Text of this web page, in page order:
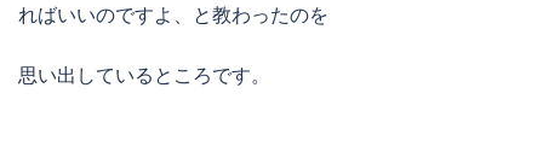
ればいいのですよ、と教わったのを
思い出しているところです。